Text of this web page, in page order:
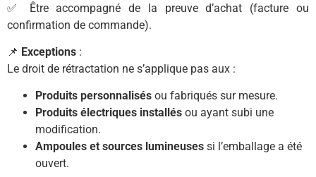
✅ Être accompagné de la preuve d’achat (facture ou
confirmation de commande).
📌 Exceptions :
Le droit de rétractation ne s’applique pas aux :
Produits personnalisés ou fabriqués sur mesure.
Produits électriques installés ou ayant subi une
modification.
Ampoules et sources lumineuses si l’emballage a été
ouvert.